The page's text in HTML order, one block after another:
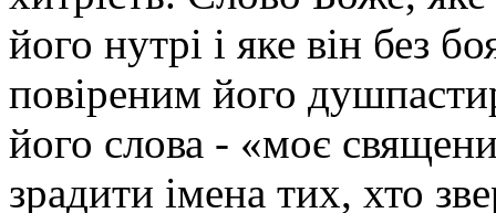
його нутрі і яке він без
повіреним його
його слова - «моє
зрадити імена тих, хто